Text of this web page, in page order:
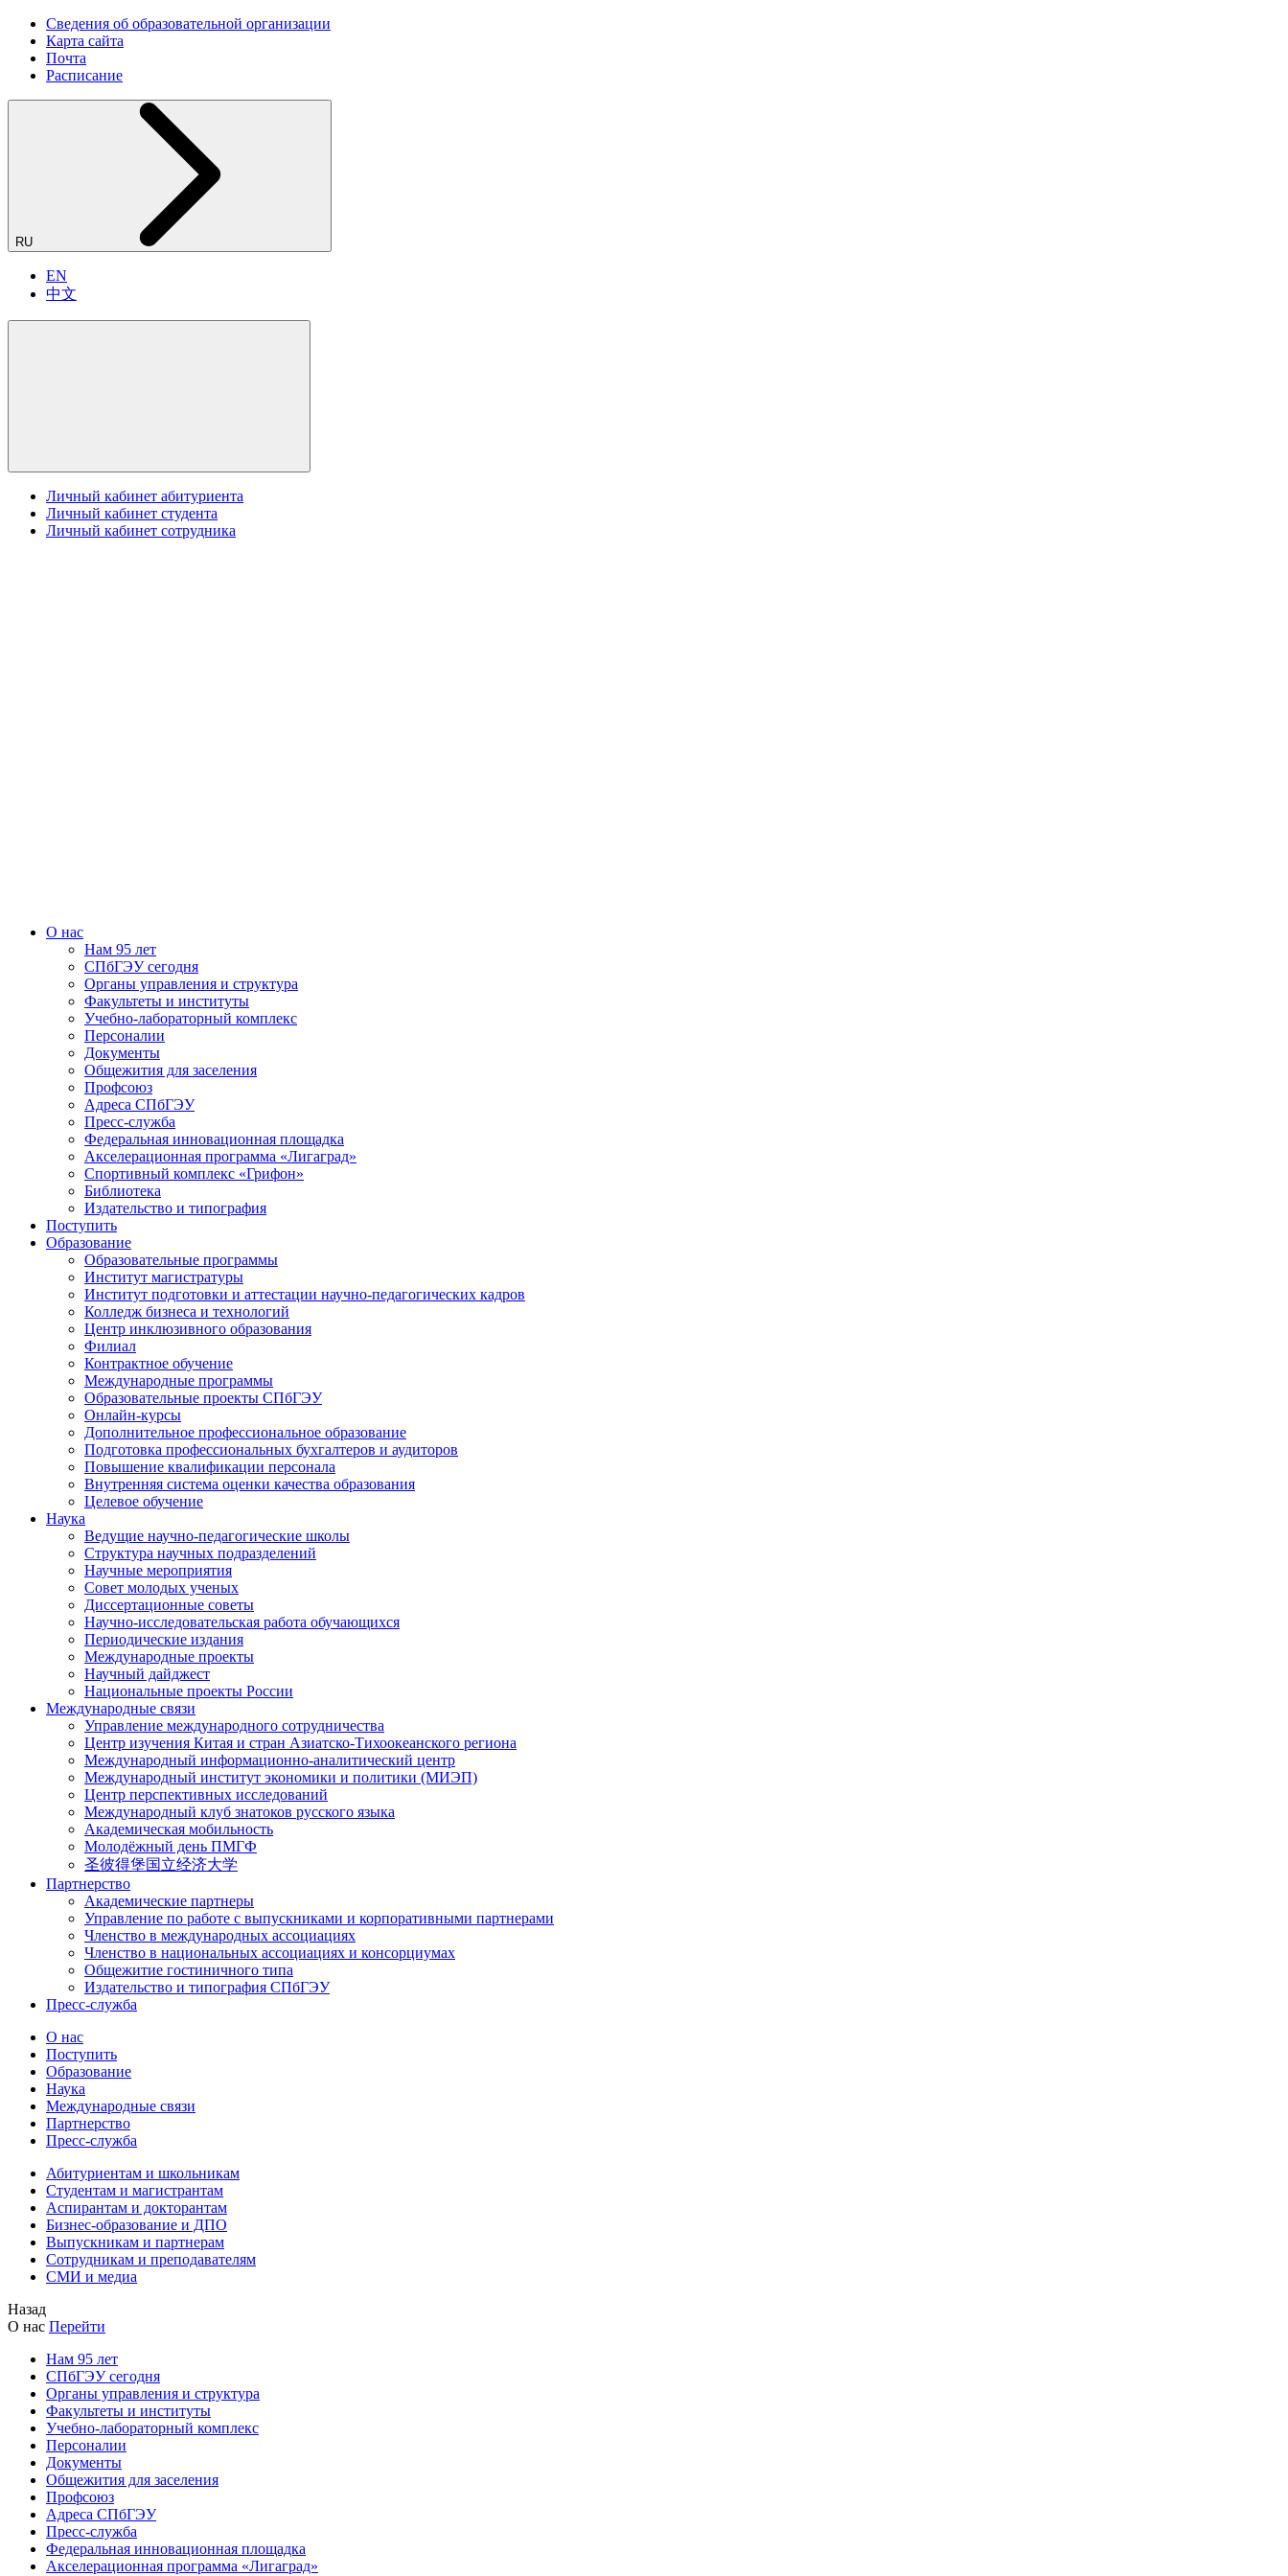
Сведения об образовательной организации
Карта сайта
Почта
Расписание
RU
EN
中文
Личный кабинет абитуриента
Личный кабинет студента
Личный кабинет сотрудника
О нас
Нам 95 лет
СПбГЭУ сегодня
Органы управления и структура
Факультеты и институты
Учебно-лабораторный комплекс
Персоналии
Документы
Общежития для заселения
Профсоюз
Адреса СПбГЭУ
Пресс-служба
Федеральная инновационная площадка
Акселерационная программа «Лигаград»­­
Спортивный комплекс «Грифон»
Библиотека
Издательство и типография
Поступить
Образование
Образовательные программы
Институт магистратуры
Институт подготовки и аттестации научно-педагогических кадров
Колледж бизнеса и технологий
Центр инклюзивного образования
Филиал
Контрактное обучение
Международные программы
Образовательные проекты СПбГЭУ
Онлайн-курсы
Дополнительное профессиональное образование
Подготовка профессиональных бухгалтеров и аудиторов
Повышение квалификации персонала
Внутренняя система оценки качества образования
Целевое обучение
Наука
Ведущие научно-педагогические школы
Структура научных подразделений
Научные мероприятия
Совет молодых ученых
Диссертационные советы
Научно-исследовательская работа обучающихся
Периодические издания
Международные проекты
Научный дайджест
Национальные проекты России
Международные связи
Управление международного сотрудничества
Центр изучения Китая и стран Азиатско-Тихоокеанского региона
Международный информационно-аналитический центр
Международный институт экономики и политики (МИЭП)
Центр перспективных исследований
Международный клуб знатоков русского языка
Академическая мобильность
Молодёжный день ПМГФ
圣彼得堡国立经济大学
Партнерство
Академические партнеры
Управление по работе с выпускниками и корпоративными партнерами
Членство в международных ассоциациях
Членство в национальных ассоциациях и консорциумах
Общежитие гостиничного типа
Издательство и типография СПбГЭУ
Пресс-служба
О нас
Поступить
Образование
Наука
Международные связи
Партнерство
Пресс-служба
Абитуриентам и школьникам
Студентам и магистрантам
Аспирантам и докторантам
Бизнес-образование и ДПО
Выпускникам и партнерам
Сотрудникам и преподавателям
СМИ и медиа
Назад
О нас Перейти
Нам 95 лет
СПбГЭУ сегодня
Органы управления и структура
Факультеты и институты
Учебно-лабораторный комплекс
Персоналии
Документы
Общежития для заселения
Профсоюз
Адреса СПбГЭУ
Пресс-служба
Федеральная инновационная площадка
Акселерационная программа «Лигаград»­­